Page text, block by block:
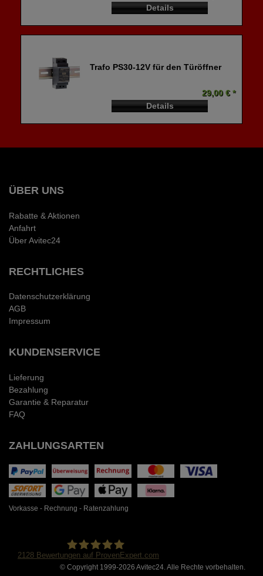
Details
Trafo PS30-12V für den Türöffner
29,00 € *
Details
ÜBER UNS
Rabatte & Aktionen
Anfahrt
Über Avitec24
RECHTLICHES
Datenschutzerklärung
AGB
Impressum
KUNDENSERVICE
Lieferung
Bezahlung
Garantie & Reparatur
FAQ
ZAHLUNGSARTEN
Vorkasse - Rechnung - Ratenzahlung
2128 Bewertungen auf ProvenExpert.com
© Copyright 1999-2026 Avitec24. Alle Rechte vorbehalten.